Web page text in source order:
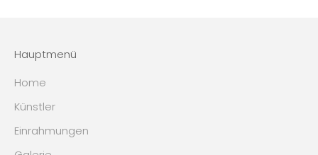
Hauptmenü
Home
Künstler
Einrahmungen